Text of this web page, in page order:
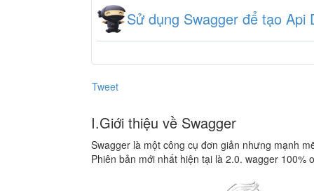
Sử dụng Swagger để tạo Api
Tweet
I.Giới thiệu về Swagger
Swagger là một công cụ đơn giản nhưng mạnh
Phiên bản mới nhất hiện tại là 2.0. wagger 100%